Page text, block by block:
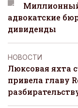
адвокатские
дивиденды
НОВОСТИ
Люксовая яхта
привела главу